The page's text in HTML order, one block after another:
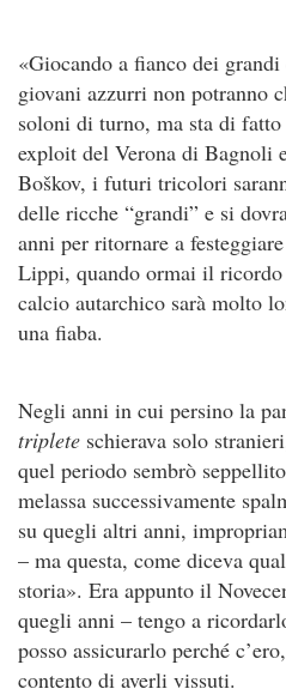
«Giocando a fianco dei
giovani azzurri non potranno
soloni di turno, ma sta di
exploit del Verona di Bagnoli
Boškov, i futuri tricolori
delle ricche “grandi” e si
anni per ritornare a
Lippi, quando ormai il
calcio autarchico sarà molto
una fiaba.
Negli anni in cui persino la
triplete schierava solo
quel periodo sembrò
melassa successivamente
su quegli altri anni,
– ma questa, come diceva
storia». Era appunto il
quegli anni – tengo a
posso assicurarlo perché
contento di averli vissuti.